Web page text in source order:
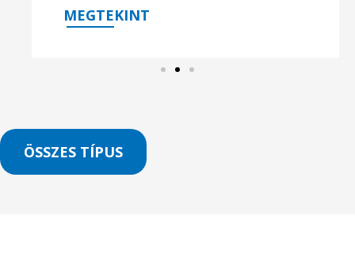
MEGTEKINT
ÖSSZES TÍPUS